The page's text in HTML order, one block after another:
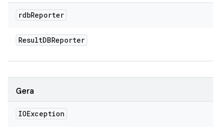
rdbReporter
ResultDBReporter
Gera
IOException